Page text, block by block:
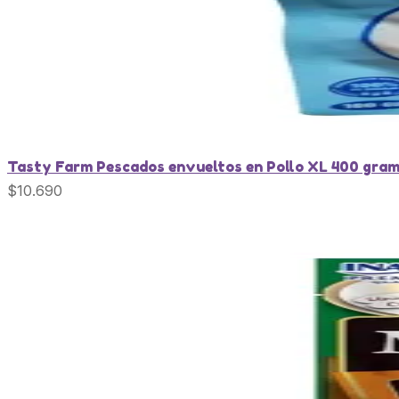
Tasty Farm Pescados envueltos en Pollo XL 400
$10.690